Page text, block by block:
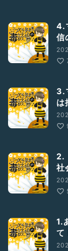
4.
信
3.
は
2.
社
1.
て